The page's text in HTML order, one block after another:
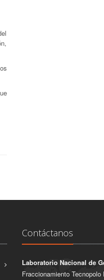
Contáctanos
Laboratorio Nacional de
Fraccionamiento Tecnopolo